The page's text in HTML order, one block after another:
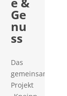
Ge
nu
ss
Das
gemeinsame
Projekt